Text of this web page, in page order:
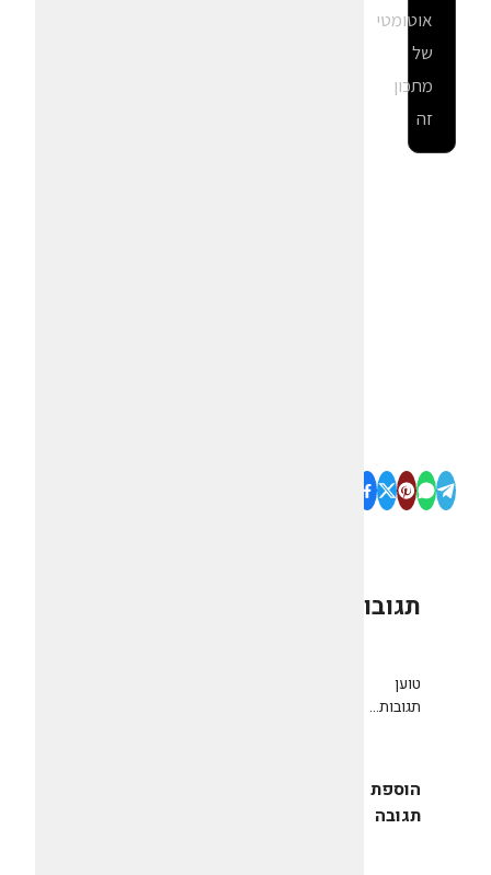
אוטומטי
של
מתכון
זה
תגובות
טוען
תגובות...
הוספת
תגובה